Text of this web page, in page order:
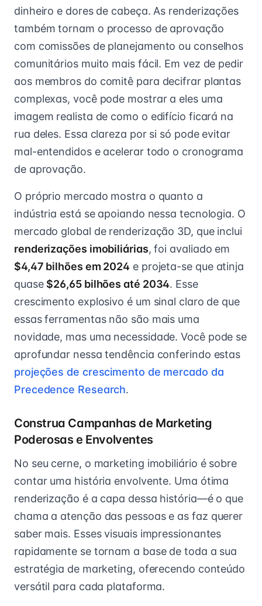
dinheiro e dores de cabeça. As renderizações
também tornam o processo de aprovação
com comissões de planejamento ou conselhos
comunitários muito mais fácil. Em vez de pedir
aos membros do comitê para decifrar plantas
complexas, você pode mostrar a eles uma
imagem realista de como o edifício ficará na
rua deles. Essa clareza por si só pode evitar
mal-entendidos e acelerar todo o cronograma
de aprovação.
O próprio mercado mostra o quanto a
indústria está se apoiando nessa tecnologia. O
mercado global de renderização 3D, que inclui
renderizações imobiliárias, foi avaliado em
$4,47 bilhões em 2024 e projeta-se que atinja
quase $26,65 bilhões até 2034. Esse
crescimento explosivo é um sinal claro de que
essas ferramentas não são mais uma
novidade, mas uma necessidade. Você pode se
aprofundar nessa tendência conferindo estas
projeções de crescimento de mercado da
Precedence Research.
Construa Campanhas de Marketing
Poderosas e Envolventes
No seu cerne, o marketing imobiliário é sobre
contar uma história envolvente. Uma ótima
renderização é a capa dessa história—é o que
chama a atenção das pessoas e as faz querer
saber mais. Esses visuais impressionantes
rapidamente se tornam a base de toda a sua
estratégia de marketing, oferecendo conteúdo
versátil para cada plataforma.